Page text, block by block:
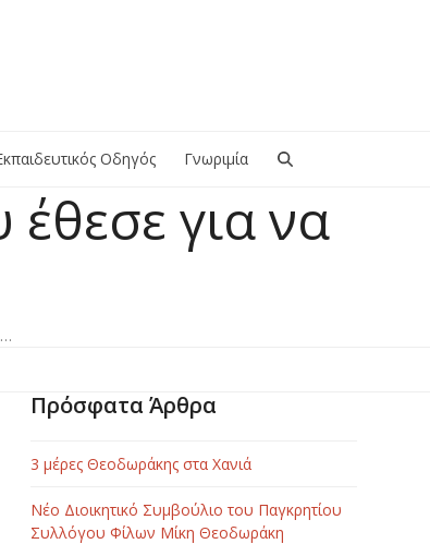
Οδηγός Γνωριμία
για να
Πρόσφατα Άρθρα
3 μέρες Θεοδωράκης στα Χανιά
Νέο Διοικητικό Συμβούλιο του Παγκρητίου
Συλλόγου Φίλων Μίκη Θεοδωράκη